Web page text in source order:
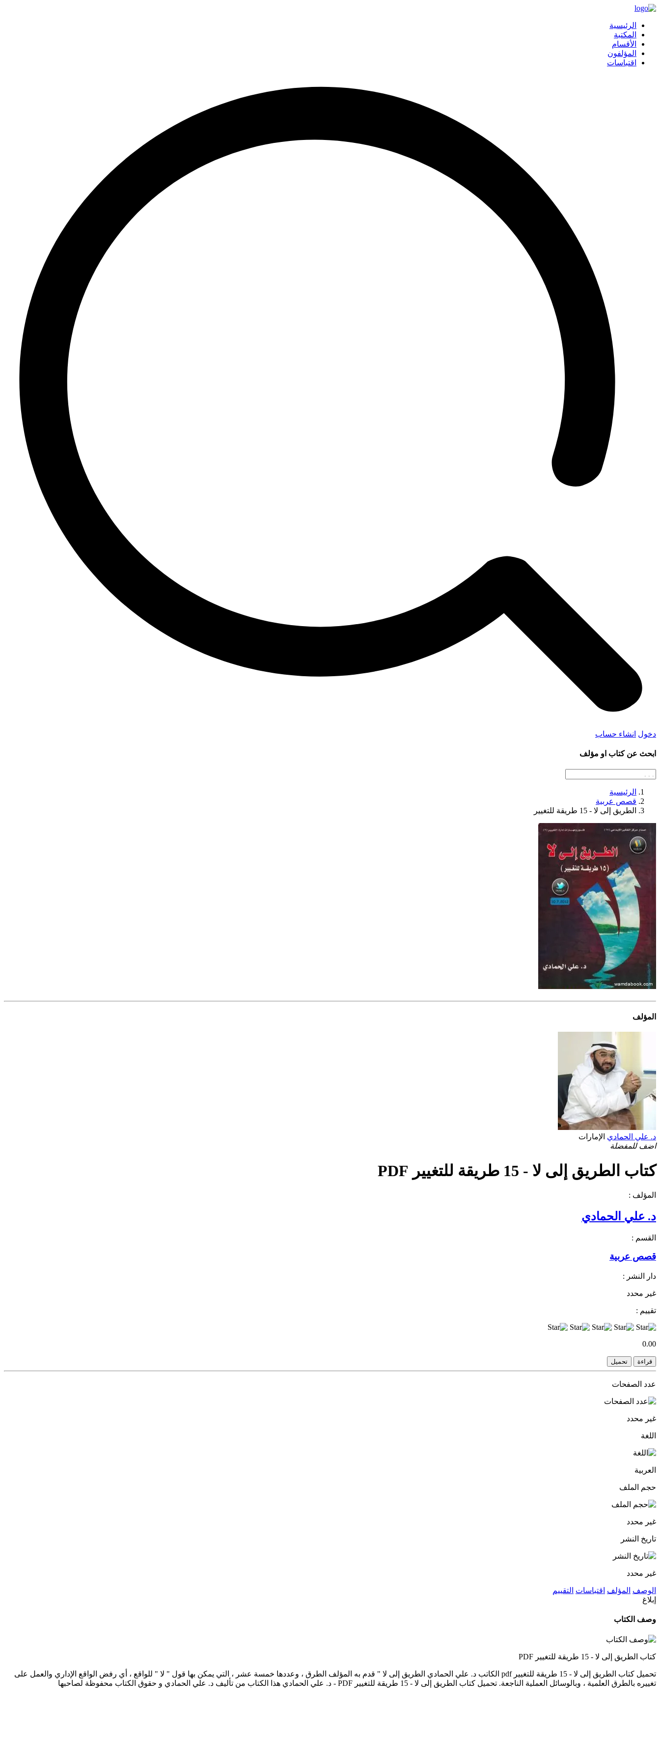
الرئيسية
المكتبة
الأقسام
المؤلفون
اقتباسات
دخول انشاء حساب
ابحث عن كتاب او مؤلف
الرئيسية
قصص عربية
الطريق إلى لا - 15 طريقة للتغيير
المؤلف
د. علي الحمادي الإمارات
اضف للمفضلة
كتاب الطريق إلى لا - 15 طريقة للتغيير PDF
المؤلف :
د. علي الحمادي
القسم :
قصص عربية
دار النشر :
غير محدد
تقييم :
0.00
قراءة تحميل
عدد الصفحات
غير محدد
اللغة
العربية
حجم الملف
غير محدد
تاريخ النشر
غير محدد
الوصف المؤلف اقتباسات التقييم
إبلاغ
وصف الكتاب
كتاب الطريق إلى لا - 15 طريقة للتغيير PDF
تحميل كتاب الطريق إلى لا - 15 طريقة للتغيير pdf الكاتب د. علي الحمادي الطريق إلى لا " قدم به المؤلف الطرق ، وعددها خمسة عشر ، التي يمكن بها قول " لا " للواقع ، أي رفض الواقع الإداري والعمل على
تغييره بالطرق العلمية ، وبالوسائل العملية الناجعة. تحميل كتاب الطريق إلى لا - 15 طريقة للتغيير PDF - د. علي الحمادي هذا الكتاب من تأليف د. علي الحمادي و حقوق الكتاب محفوظة لصاحبها